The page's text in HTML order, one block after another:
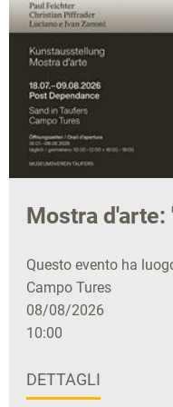
Mostra d'arte:
Questo evento ha
Campo Tures
08/08/2026
10:00
DETTAGLI